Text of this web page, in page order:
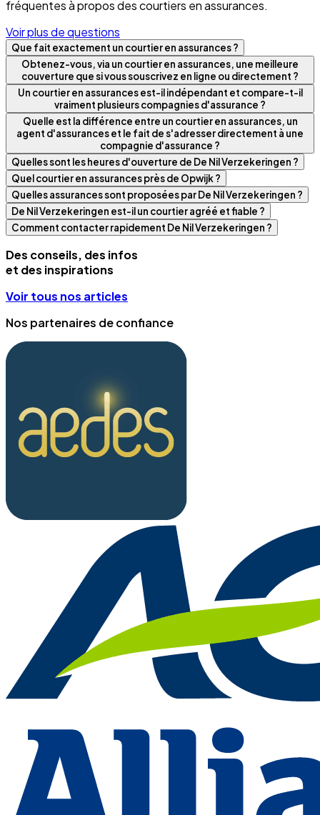
fréquentes à propos des courtiers en assurances.
Voir plus de questions
Que fait exactement un courtier en assurances ?
Obtenez-vous, via un courtier en assurances, une meilleure
couverture que si vous souscrivez en ligne ou directement ?
Un courtier en assurances est-il indépendant et compare-t-il
vraiment plusieurs compagnies d'assurance ?
Quelle est la différence entre un courtier en assurances, un
agent d'assurances et le fait de s'adresser directement à une
compagnie d'assurance ?
Quelles sont les heures d'ouverture de De Nil Verzekeringen ?
Quel courtier en assurances près de Opwijk ?
Quelles assurances sont proposées par De Nil Verzekeringen ?
De Nil Verzekeringen est-il un courtier agréé et fiable ?
Comment contacter rapidement De Nil Verzekeringen ?
Des conseils, des infos
et des inspirations
Voir tous nos articles
Nos partenaires de confiance